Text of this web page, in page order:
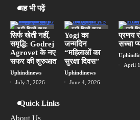
4
हिसाब दो
सुप्रिया सिंह
5
एटा में बंदरों का
लड़ाई, तमाशा देखते रहे
Uphindinews
यह भी पढ़ें
यूपी हिन्दी न्यूज
स्पेशल
सिर्फ खेती नहीं,
समृद्धि: Godrej
Agrovet के नए
सफर की शुरुआत
Uphindinews
July 3, 2026
यूपी हिन्दी न्यूज
स्पेशल
लखनऊ
Yogi का
जन्मदिन
“महिलाओं का
सुरक्षा दिवस”
Uphindinews
June 4, 2026
यूपी
स्पेशल
प्रणय
सच्चा
April
Quick Links
About Us